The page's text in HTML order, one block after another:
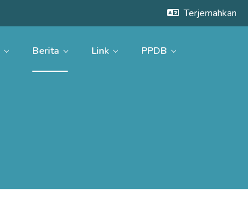
Terjemahkan
Berita Link PPDB